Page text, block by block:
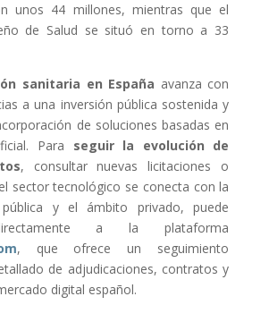
unos 44 millones, mientras que el
de Salud se situó en torno a 33
sanitaria en España avanza con
a una inversión pública sostenida y
de soluciones basadas en
Para seguir la evolución de
, consultar nuevas licitaciones o
sector tecnológico se conecta con la
pública y el ámbito privado, puede
a la plataforma
, que ofrece un seguimiento
de adjudicaciones, contratos y
digital español.